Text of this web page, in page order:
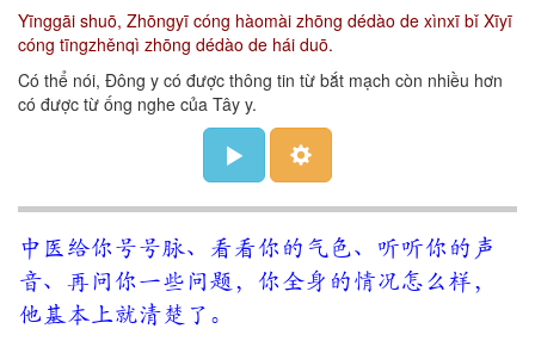
Yīnggāi shuō, Zhōngyī cóng hàomài zhōng dédào de xìnxī bǐ Xīyī
cóng tīngzhěnqì zhōng dédào de hái duō.
Có thể nói, Đông y có được thông tin từ bắt mạch còn nhiều hơn
có được từ ống nghe của Tây y.
中医给你号号脉、看看你的气色、听听你的声
音、再问你一些问题，你全身的情况怎么样，
他基本上就清楚了。